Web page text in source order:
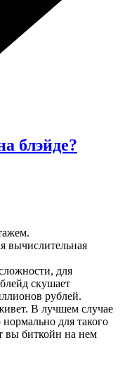
блэйде?
вычислительная
для
скушает
рублей.
В лучшем случае
нормально для такого
вы биткойн на нем